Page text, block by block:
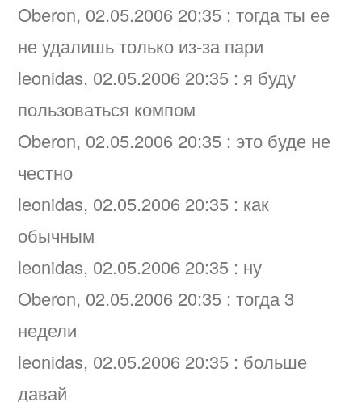
Oberon, 02.05.2006 20:35 : тогда ты ее
не удалишь только из-за пари
leonidas, 02.05.2006 20:35 : я буду
пользоваться компом
Oberon, 02.05.2006 20:35 : это буде не
честно
leonidas, 02.05.2006 20:35 : как
обычным
leonidas, 02.05.2006 20:35 : ну
Oberon, 02.05.2006 20:35 : тогда 3
недели
leonidas, 02.05.2006 20:35 : больше
давай